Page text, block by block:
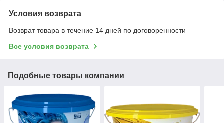
Условия возврата
Возврат товара в течение 14 дней по договоренности
Все условия возврата
Подобные товары компании